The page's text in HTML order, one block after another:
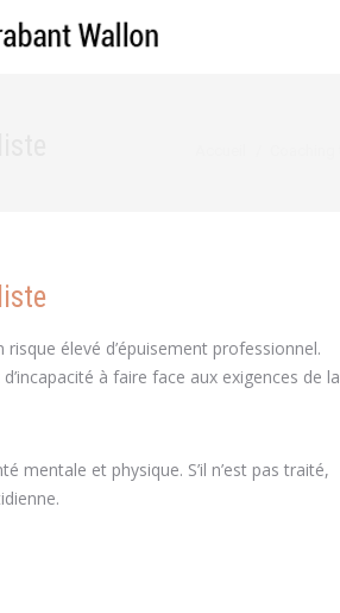
élevé d’épuisement professionnel.
à faire face aux exigences de la
mentale et physique. S’il n’est pas traité,